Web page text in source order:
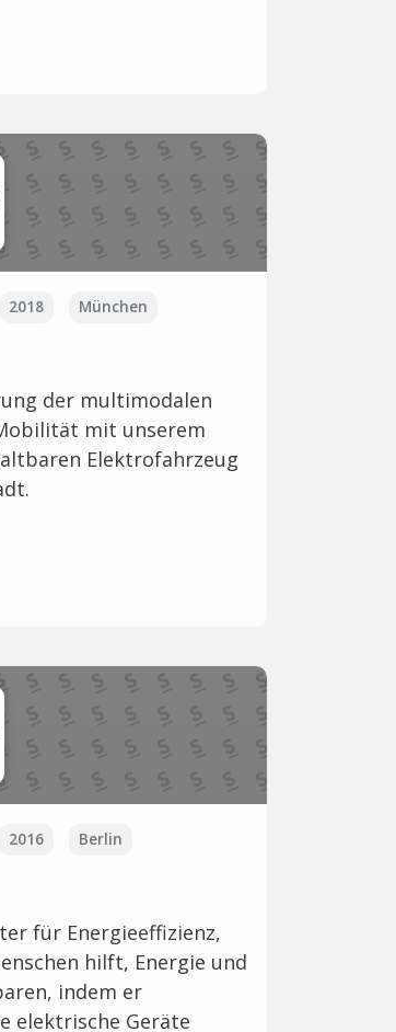
2018 München
der multimodalen
mit unserem
Elektrofahrzeug
2016 Berlin
für Energieeffizienz,
hilft, Energie und
indem er
elektrische Geräte